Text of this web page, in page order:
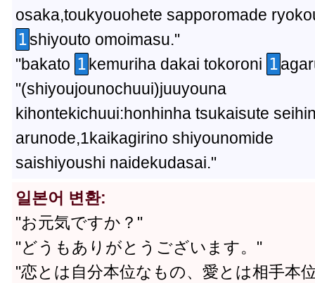
osaka,toukyouohete sapporomade
1shiyouto omoimasu."
"bakato 1kemuriha dakai tokoroni 1
"(shiyoujounochuui)juuyouna
kihontekichuui:honhinha tsukaisute
arunode,1kaikagirino shiyounomide
saishiyoushi naidekudasai."
일본어 변환:
"お元気ですか？"
"どうもありがとうございます。"
"恋とは自分本位なもの、愛とは相手本